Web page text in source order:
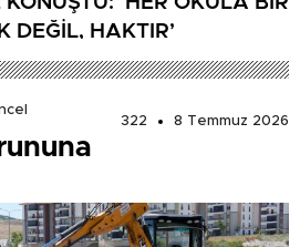
DEĞİL, HAKTIR’
322
8 Temmuz 2026